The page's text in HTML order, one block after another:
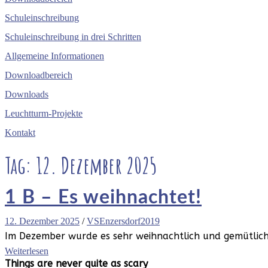
Schuleinschreibung
Schuleinschreibung in drei Schritten
Allgemeine Informationen
Downloadbereich
Downloads
Leuchtturm-Projekte
Kontakt
Tag: 12. Dezember 2025
1 B – Es weihnachtet!
12. Dezember 2025 /VSEnzersdorf2019
Im Dezember wurde es sehr weihnachtlich und
Weiterlesen
Things are never quite as scary